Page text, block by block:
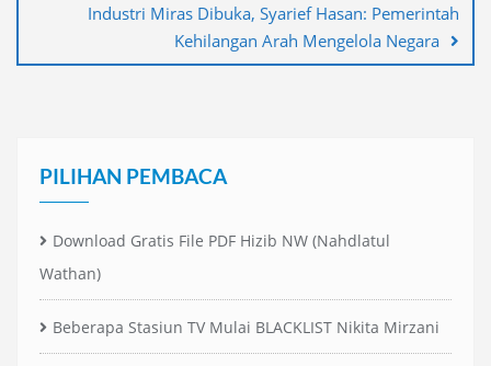
Industri Miras Dibuka, Syarief Hasan: Pemerintah
Kehilangan Arah Mengelola Negara
PILIHAN PEMBACA
Download Gratis File PDF Hizib NW (Nahdlatul
Wathan)
Beberapa Stasiun TV Mulai BLACKLIST Nikita Mirzani